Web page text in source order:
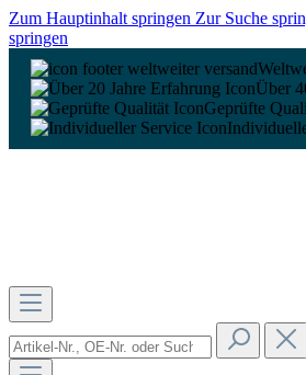
Zum Hauptinhalt springen Zur Suche
springen
Über
Geprüfte